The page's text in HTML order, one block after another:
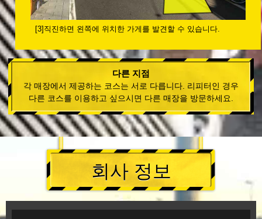
[3]직진하면 왼쪽에 위치한 가게를 발견할 수 있습니다.
다른 지점
각 매장에서 제공하는 코스는 서로 다릅니다. 리피터인 경우
다른 코스를 이용하고 싶으시면 다른 매장을 방문하세요.
회사 정보